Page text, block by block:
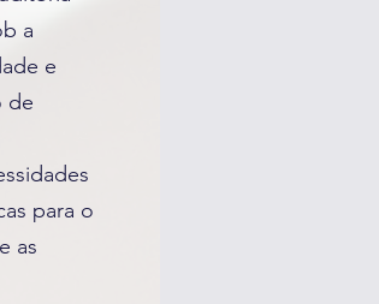
a
e
de
para o
as